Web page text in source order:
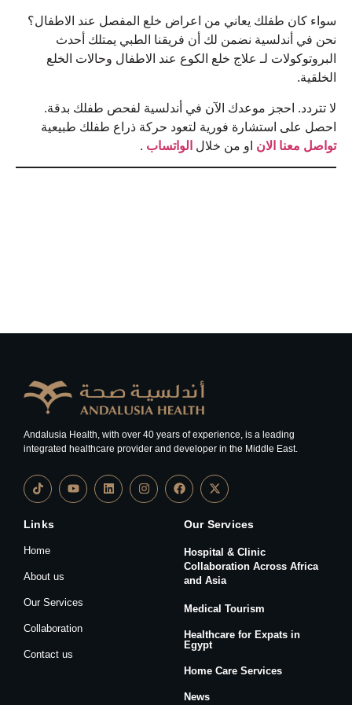
سواء كان طفلك يعاني من اعراض خلع المفصل عند الاطفال؟
نحن في أندلسية نضمن لك أن فريقنا الطبي يمتلك أحدث
البروتوكولات لـ علاج خلع الكوع عند الاطفال وحالات الخلع
الخلقية.
لا تتردد. احجز موعدك الآن في أندلسية لفحص طفلك بدقة.
احصل على استشارة فورية لتعود حركة ذراع طفلك طبيعية
تواصل معنا الان او من خلال الواتساب .
Andalusia Health, with over 40 years of experience, is a leading
integrated healthcare provider and developer in the Middle East.
Links
Home
About us
Our Services
Collaboration
Contact us
Our Services
Hospital & Clinic
Collaboration Across Africa
and Asia
Medical Tourism
Healthcare for Expats in
Egypt
Home Care Services
News